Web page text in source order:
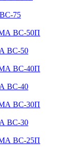
75
ВС-50П
ВС-50
ВС-40П
ВС-40
ВС-30П
ВС-30
ВС-25П